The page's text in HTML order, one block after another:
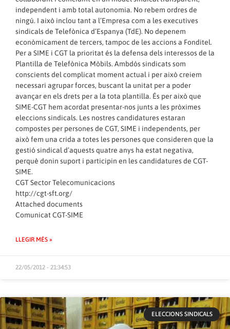
independent i amb total autonomia. No rebem ordres de
ningú. I això inclou tant a l’Empresa com a les executives
sindicals de Telefònica d’Espanya (TdE). No depenem
econòmicament de tercers, tampoc de les accions a Fonditel.
Per a SIME i CGT la prioritat és la defensa dels interessos de la
Plantilla de Telefònica Mòbils. Ambdós sindicats som
conscients del complicat moment actual i per això creiem
necessari agrupar forces, buscant la unitat per a poder
avançar en els drets per a la tota plantilla. És per això que
SIME-CGT hem acordat presentar-nos junts a les pròximes
eleccions sindicals. Les nostres candidatures estaran
compostes per persones de CGT, SIME i independents, per
això fem una crida a totes les persones que consideren que la
gestió sindical d’aquests quatre anys ha estat negativa,
perquè donin suport i participin en les candidatures de CGT-
SIME.
CGT Sector Telecomunicacions
http://cgt-sft.org/
Attached documents
Comunicat CGT-SIME
LLEGIR MÉS »
22/05/2012 - 21:34:53
ELECCIONS SINDICALS